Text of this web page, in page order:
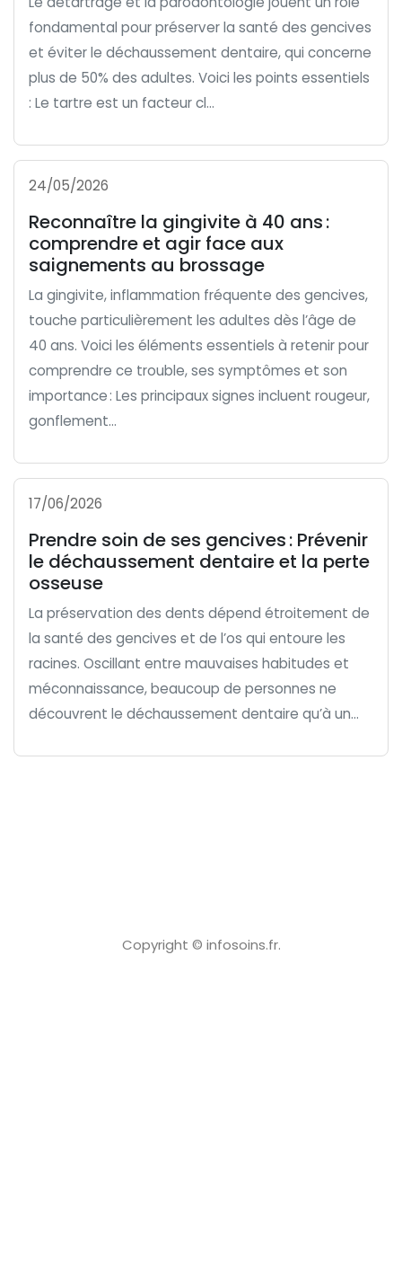
fondamental pour préserver la santé des gencives
et éviter le déchaussement dentaire, qui concerne
plus de 50% des adultes. Voici les points essentiels
: Le tartre est un facteur cl...
24/05/2026
Reconnaître la gingivite à 40 ans :
comprendre et agir face aux
saignements au brossage
La gingivite, inflammation fréquente des gencives,
touche particulièrement les adultes dès l’âge de
40 ans. Voici les éléments essentiels à retenir pour
comprendre ce trouble, ses symptômes et son
importance : Les principaux signes incluent rougeur,
gonflement...
17/06/2026
Prendre soin de ses gencives : Prévenir
le déchaussement dentaire et la perte
osseuse
La préservation des dents dépend étroitement de
la santé des gencives et de l’os qui entoure les
racines. Oscillant entre mauvaises habitudes et
méconnaissance, beaucoup de personnes ne
découvrent le déchaussement dentaire qu’à un...
Copyright © infosoins.fr.